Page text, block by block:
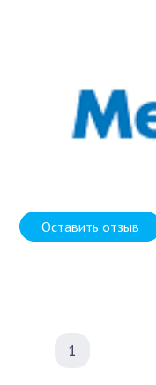
Оставить отзыв
1